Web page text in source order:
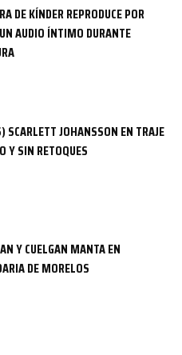
DE KÍNDER REPRODUCE POR
AUDIO ÍNTIMO DURANTE
SCARLETT JOHANSSON EN TRAJE
Y SIN RETOQUES
Y CUELGAN MANTA EN
DE MORELOS